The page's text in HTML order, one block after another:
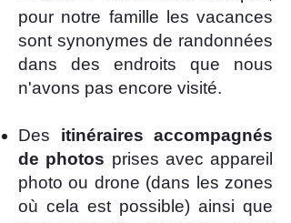
pour notre famille les vacances
sont synonymes de randonnées
dans des endroits que nous
n'avons pas encore visité.
Des itinéraires accompagnés
de photos prises avec appareil
photo ou drone (dans les zones
où cela est possible) ainsi que